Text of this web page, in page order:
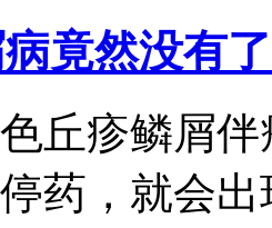
竟然没有
丘疹鳞屑
药，就会